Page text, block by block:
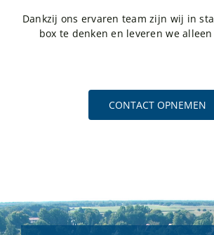
Dankzij ons ervaren team zijn wij in
box te denken en leveren we
CONTACT OPNEMEN